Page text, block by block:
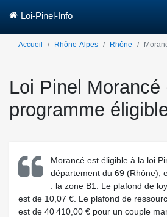
Loi-Pinel-Info
Accueil Rhône-Alpes Rhône
Loi Pinel Morancé
programme
Morancé est éligible à la loi
département du 69 (Rhône),
: la zone B1. Le plafond de
est de 10,07 €. Le plafond de
est de 40 410,00 € pour un couple